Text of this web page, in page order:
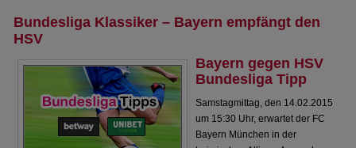
Bundesliga Klassiker – Bayern empfängt den
HSV
Bayern gegen HSV
Bundesliga Tipp
Samstagmittag, den 14.02.2015
um 15:30 Uhr, erwartet der FC
Bayern München in der